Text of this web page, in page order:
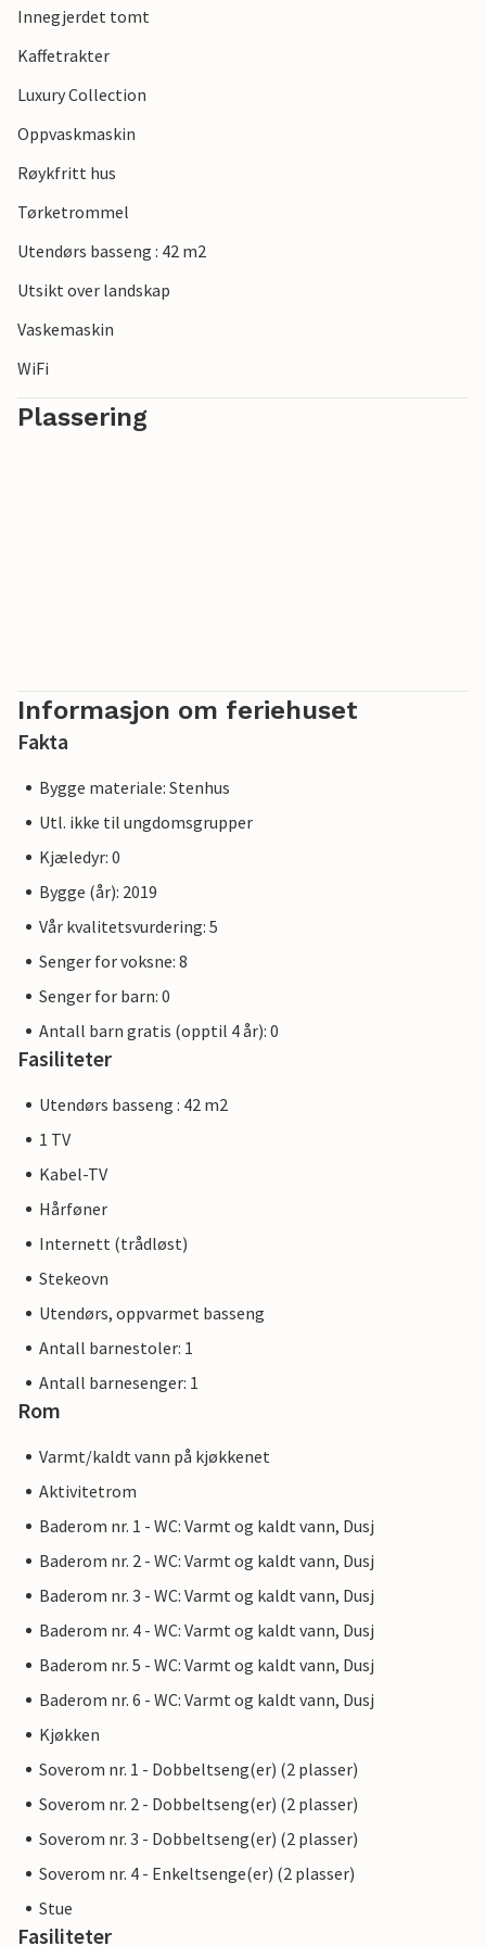
autentisitet og avslapping, vil du finne de perfekte
omgivelsene for en avslappende ferie her.
Merk: Overnattingsstedet tar ikke imot ungdomsgrupper
under 30 år eller utdrikningslag. Bestillinger av slike grupper
uten refusjon.
Innegjerdet tomt
Kaffetrakter
Luxury Collection
Oppvaskmaskin
Røykfritt hus
Tørketrommel
Utendørs basseng : 42 m2
Utsikt over landskap
Vaskemaskin
WiFi
Plassering
Informasjon om feriehuset
Fakta
Bygge materiale: Stenhus
Utl. ikke til ungdomsgrupper
Kjæledyr: 0
Bygge (år): 2019
Vår kvalitetsvurdering: 5
Senger for voksne: 8
Senger for barn: 0
Antall barn gratis (opptil 4 år): 0
Fasiliteter
Utendørs basseng : 42 m2
1 TV
Kabel-TV
Hårføner
Internett (trådløst)
Stekeovn
Utendørs, oppvarmet basseng
Antall barnestoler: 1
Antall barnesenger: 1
Rom
Varmt/kaldt vann på kjøkkenet
Aktivitetrom
Baderom nr. 1 - WC: Varmt og kaldt vann, Dusj
Baderom nr. 2 - WC: Varmt og kaldt vann, Dusj
Baderom nr. 3 - WC: Varmt og kaldt vann, Dusj
Baderom nr. 4 - WC: Varmt og kaldt vann, Dusj
Baderom nr. 5 - WC: Varmt og kaldt vann, Dusj
Baderom nr. 6 - WC: Varmt og kaldt vann, Dusj
Kjøkken
Soverom nr. 1 - Dobbeltseng(er) (2 plasser)
Soverom nr. 2 - Dobbeltseng(er) (2 plasser)
Soverom nr. 3 - Dobbeltseng(er) (2 plasser)
Soverom nr. 4 - Enkeltsenge(er) (2 plasser)
Stue
Fasiliteter